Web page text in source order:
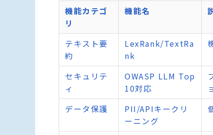
機能カテゴ
リ
機能名
テキスト要
約
LexRank/TextRa
nk
セキュリテ
ィ
OWASP LLM Top
10対応
データ保護
PII/APIキークリ
ーニング